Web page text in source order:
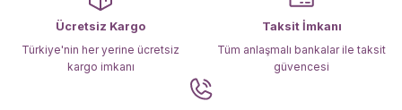
Ücretsiz Kargo
Türkiye'nin her yerine ücretsiz
kargo imkanı
Taksit İmkanı
Tüm anlaşmalı bankalar ile taksit
güvencesi